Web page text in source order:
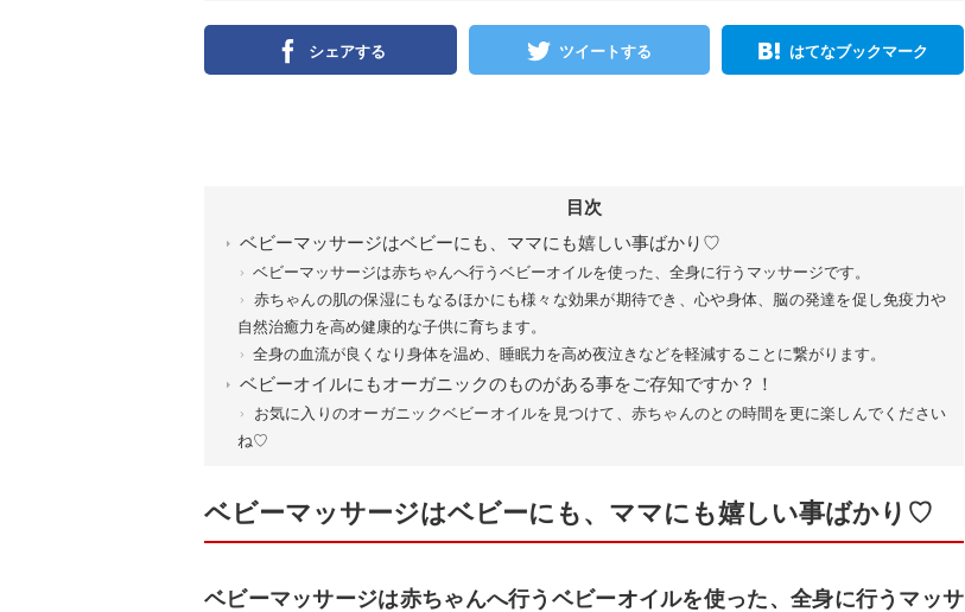
シェアする ツイートする はてなブックマーク
目次
ベビーマッサージはベビーにも、ママにも嬉しい事ばかり♡
ベビーマッサージは赤ちゃんへ行うベビーオイルを使った、全身に行うマッサージです。
赤ちゃんの肌の保湿にもなるほかにも様々な効果が期待でき、心や身体、脳の発達を促し免疫力や
自然治癒力を高め健康的な子供に育ちます。
全身の血流が良くなり身体を温め、睡眠力を高め夜泣きなどを軽減することに繋がります。
ベビーオイルにもオーガニックのものがある事をご存知ですか？！
お気に入りのオーガニックベビーオイルを見つけて、赤ちゃんのとの時間を更に楽しんでください
ね♡
ベビーマッサージはベビーにも、ママにも嬉しい事ばかり♡
ベビーマッサージは赤ちゃんへ行うベビーオイルを使った、全身に行うマッサ